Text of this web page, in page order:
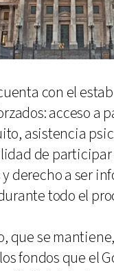
con el
acceso a
asistencia
de participar
derecho a ser
todo el
que se
fondos que el